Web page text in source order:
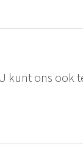
kunt ons ook